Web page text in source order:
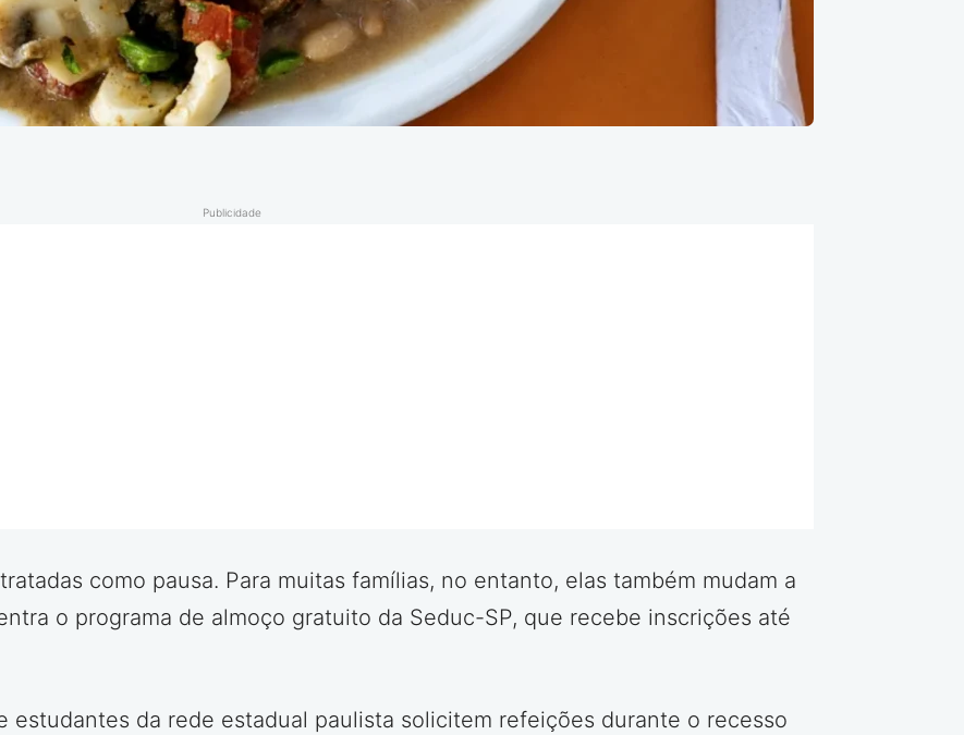
Publicidade
como pausa. Para muitas famílias, no entanto, elas também mudam a
o programa de almoço gratuito da Seduc-SP, que recebe inscrições até
estudantes da rede estadual paulista solicitem refeições durante o recesso